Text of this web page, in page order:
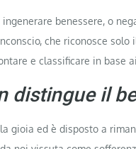
benessere, o
che riconosce
e classificare in base
distingue il
gioia ed è disposto a